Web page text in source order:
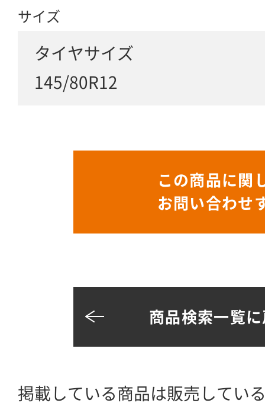
サイズ
タイヤサイズ
145/80R12
この商品に関
お問い合わせ
商品検索一覧
掲載している商品は販売してい